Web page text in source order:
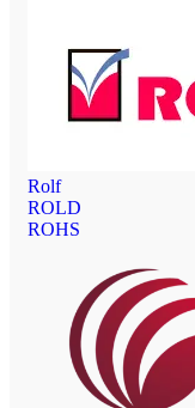
Rolf
ROLD
ROHS